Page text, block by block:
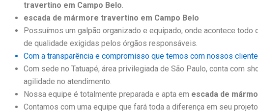
travertino em Campo Belo.
escada de mármore travertino em Campo Belo
Possuímos um galpão organizado e equipado, onde acontece
de qualidade exigidas pelos órgãos responsáveis.
Com a transparência e compromisso que temos com nossos
Com sede no Tatuapé, área privilegiada de São Paulo, conta com
agilidade no atendimento.
Nossa equipe é totalmente preparada e apta em escada de
Contamos com uma equipe que fará toda a diferença em seu